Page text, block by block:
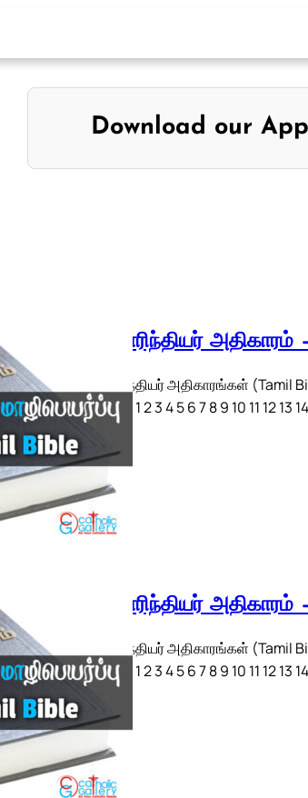
Download our App
1 கொரிந்தியர் அதிகாரம்
1 கொரிந்தியர் அதிகாரங்கள் (Tamil
ETB) ◄ 1 2 3 4 5 6 7 8 9 10 11 12 13
1 கொரிந்தியர் அதிகாரம்
1 கொரிந்தியர் அதிகாரங்கள் (Tamil
ETB) ◄ 1 2 3 4 5 6 7 8 9 10 11 12 13